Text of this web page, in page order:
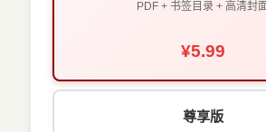
PDF + 书签目录 + 高清封
¥5.99
尊享版